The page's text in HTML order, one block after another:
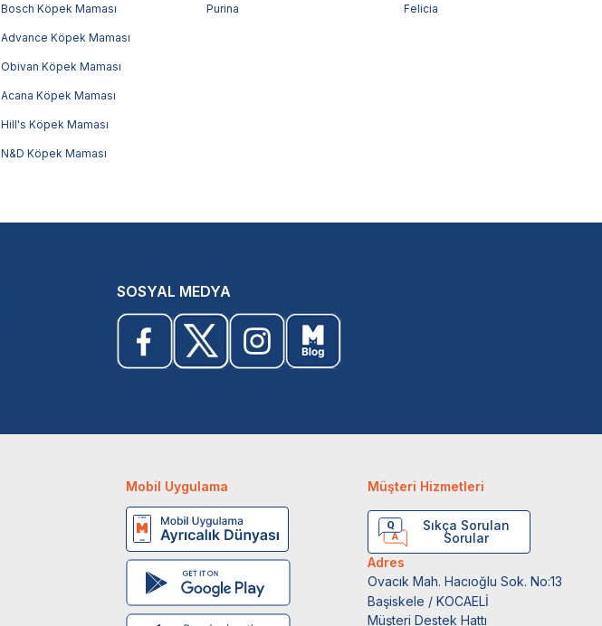
Bosch Köpek Maması
Advance Köpek Maması
Obivan Köpek Maması
Acana Köpek Maması
Hill's Köpek Maması
N&D Köpek Maması
Purina Felicia
SOSYAL MEDYA
Mobil Uygulama Müşteri Hizmetleri
Sıkça Sorulan
Sorular
Adres
Ovacık Mah. Hacıoğlu Sok. No:13
Başiskele / KOCAELİ
Müşteri Destek Hattı